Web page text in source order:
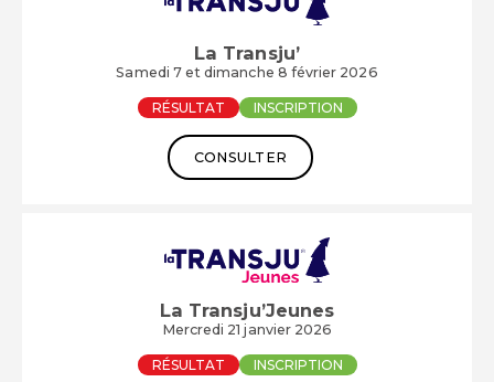
La Transju’
Samedi 7 et dimanche 8 février 2026
RÉSULTAT INSCRIPTION
CONSULTER
La Transju’Jeunes
Mercredi 21 janvier 2026
RÉSULTAT INSCRIPTION